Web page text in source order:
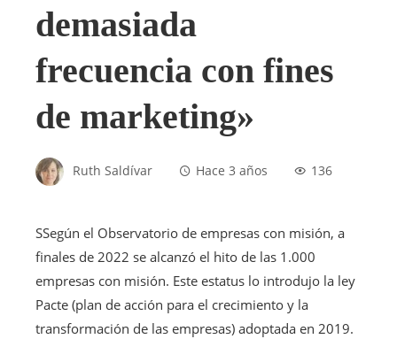
demasiada
frecuencia con fines
de marketing»
Ruth Saldívar Hace 3 años 136
SSegún el Observatorio de empresas con misión, a
finales de 2022 se alcanzó el hito de las 1.000
empresas con misión. Este estatus lo introdujo la ley
Pacte (plan de acción para el crecimiento y la
transformación de las empresas) adoptada en 2019.